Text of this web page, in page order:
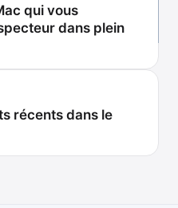
qui vous
dans plein
récents dans le